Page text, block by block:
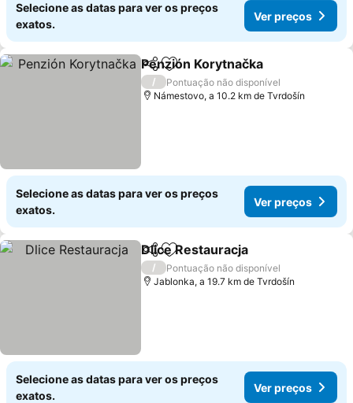
Selecione as datas para ver os preços
exatos.
Ver preços
PartilharAdicionar aos favoritos
Penzión Korytnačka
/
Pontuação não disponível
Námestovo, a 10.2 km de Tvrdošín
Selecione as datas para ver os preços
exatos.
Ver preços
PartilharAdicionar aos favoritos
Dlice Restauracja
/
Pontuação não disponível
Jablonka, a 19.7 km de Tvrdošín
Selecione as datas para ver os preços
exatos.
Ver preços